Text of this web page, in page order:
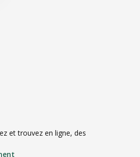
et trouvez en ligne, des